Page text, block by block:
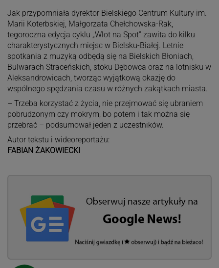
Jak przypomniała dyrektor Bielskiego Centrum Kultury im.
Marii Koterbskiej, Małgorzata Chełchowska-Rak,
tegoroczna edycja cyklu „Wlot na Spot” zawita do kilku
charakterystycznych miejsc w Bielsku-Białej. Letnie
spotkania z muzyką odbędą się na Bielskich Błoniach,
Bulwarach Straceńskich, stoku Dębowca oraz na lotnisku w
Aleksandrowicach, tworząc wyjątkową okazję do
wspólnego spędzania czasu w różnych zakątkach miasta.
– Trzeba korzystać z życia, nie przejmować się ubraniem
pobrudzonym czy mokrym, bo potem i tak można się
przebrać – podsumował jeden z uczestników.
Autor tekstu i wideoreportażu:
FABIAN ŻAKOWIECKI